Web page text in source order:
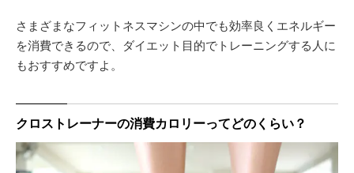
さまざまなフィットネスマシンの中でも効率良くエネルギー
を消費できるので、ダイエット目的でトレーニングする人に
もおすすめですよ。
クロストレーナーの消費カロリーってどのくらい？